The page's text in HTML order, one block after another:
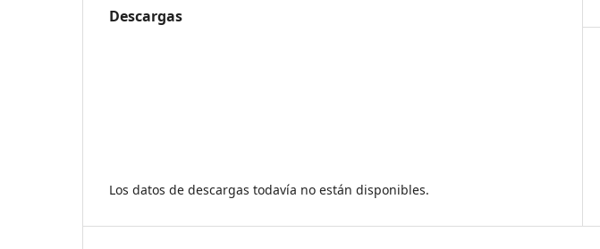
Descargas
Los datos de descargas todavía no están disponibles.